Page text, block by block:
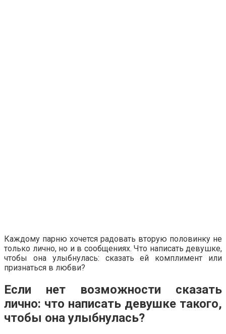
Каждому парню хочется радовать вторую половинку не
только лично, но и в сообщениях. Что написать девушке,
чтобы она улыбнулась: сказать ей комплимент или
признаться в любви?
Если нет возможности сказать
лично: что написать девушке такого,
чтобы она улыбнулась?